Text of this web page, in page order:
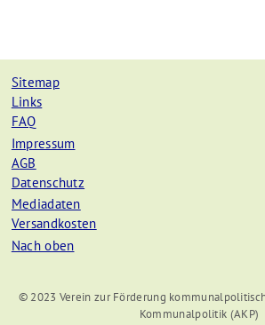
Sitemap
Links
FAQ
Impressum
AGB
Datenschutz
Mediadaten
Versandkosten
Nach oben
© 2023 Verein zur Förderung
Kommunalpolitik (AKP)